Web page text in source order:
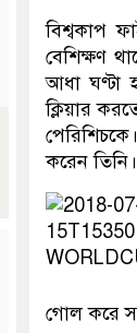
বিশ্বকাপ
বেশিক্ষণ
আধা ঘণ্টা
ক্লিয়ার
করেন তিনি।
গোল করে